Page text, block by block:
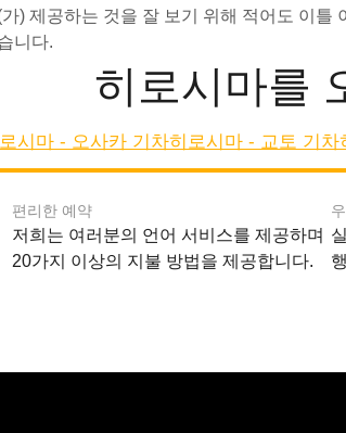
) 제공하는 것을 잘 보기 위해 적어도 이
니다.
히로시마를
시마 - 오사카 기차히로시마 - 교토 기차
편리한 예약
저희는 여러분의 언어 서비스를 제공하며
20가지 이상의 지불 방법을 제공합니다.